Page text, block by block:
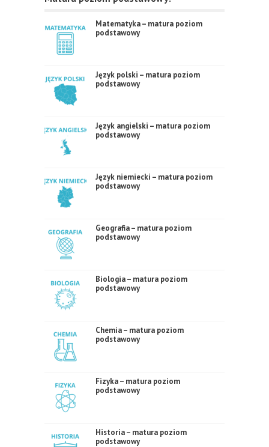
Matematyka – matura poziom
podstawowy
Język polski – matura poziom
podstawowy
Język angielski – matura poziom
podstawowy
Język niemiecki – matura poziom
podstawowy
Geografia – matura poziom
podstawowy
Biologia – matura poziom
podstawowy
Chemia – matura poziom
podstawowy
Fizyka – matura poziom
podstawowy
Historia – matura poziom
podstawowy